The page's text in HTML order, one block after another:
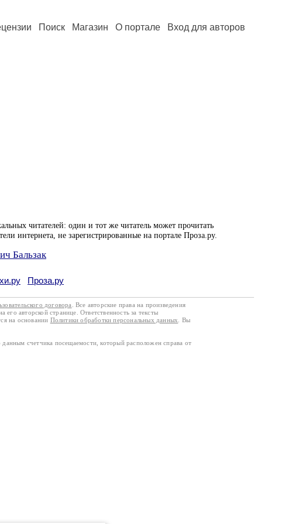
Поиск Магазин О портале Вход для авторов
читателей: один и тот же читатель может прочитать
интернета, не зарегистрированные на портале Проза.ру.
Бальзак
Проза.ру
договора
. Все авторские права на произведения
его авторской странице. Ответственность за тексты
на основании Политики обработки персональных данных
. Вы
счетчика посещаемости, который расположен справа от